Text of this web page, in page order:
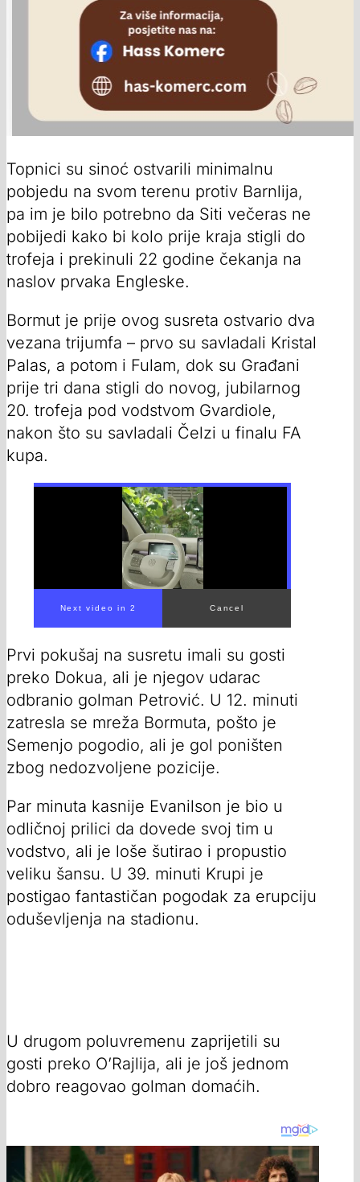
Topnici su sinoć ostvarili minimalnu
pobjedu na svom terenu protiv Barnlija,
pa im je bilo potrebno da Siti večeras ne
pobijedi kako bi kolo prije kraja stigli do
trofeja i prekinuli 22 godine čekanja na
naslov prvaka Engleske.
Bormut je prije ovog susreta ostvario dva
vezana trijumfa – prvo su savladali Kristal
Palas, a potom i Fulam, dok su Građani
prije tri dana stigli do novog, jubilarnog
20. trofeja pod vodstvom Gvardiole,
nakon što su savladali Čelzi u finalu FA
kupa.
00:00/ 00:20
Prvi pokušaj na susretu imali su gosti
preko Dokua, ali je njegov udarac
odbranio golman Petrović. U 12. minuti
zatresla se mreža Bormuta, pošto je
Semenjo pogodio, ali je gol poništen
zbog nedozvoljene pozicije.
Par minuta kasnije Evanilson je bio u
odličnoj prilici da dovede svoj tim u
vodstvo, ali je loše šutirao i propustio
veliku šansu. U 39. minuti Krupi je
postigao fantastičan pogodak za erupciju
oduševljenja na stadionu.
U drugom poluvremenu zaprijetili su
gosti preko O’Rajlija, ali je još jednom
dobro reagovao golman domaćih.